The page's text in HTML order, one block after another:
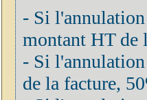
- Si
montant HT de
- Si
de la facture,